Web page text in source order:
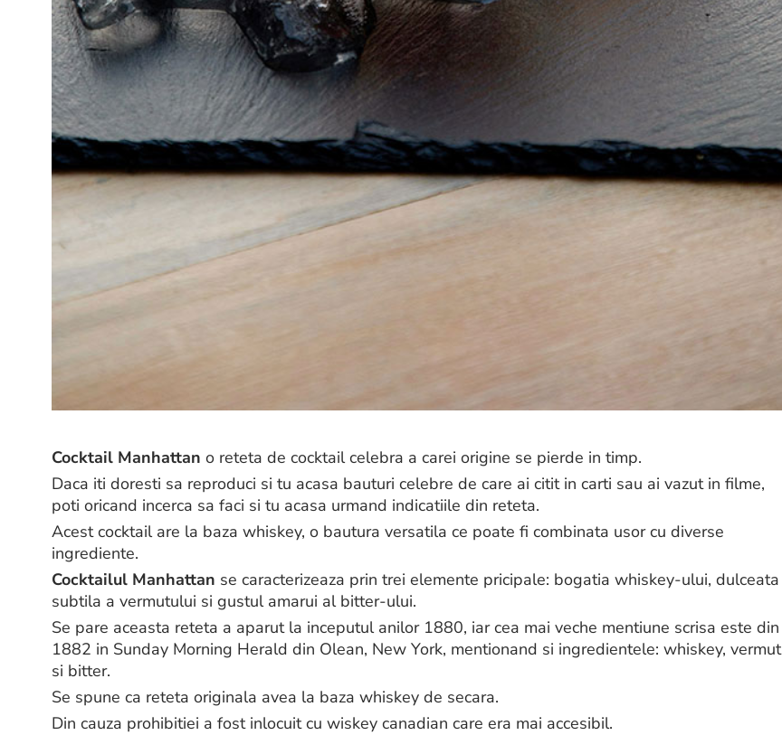
Cocktail Manhattan o reteta de cocktail celebra a carei origine se pierde in timp.
Daca iti doresti sa reproduci si tu acasa bauturi celebre de care ai citit in carti sau ai vazut in filme,
poti oricand incerca sa faci si tu acasa urmand indicatiile din reteta.
Acest cocktail are la baza whiskey, o bautura versatila ce poate fi combinata usor cu diverse
ingrediente.
Cocktailul Manhattan se caracterizeaza prin trei elemente pricipale: bogatia whiskey-ului, dulceata
subtila a vermutului si gustul amarui al bitter-ului.
Se pare aceasta reteta a aparut la inceputul anilor 1880, iar cea mai veche mentiune scrisa este din
1882 in Sunday Morning Herald din Olean, New York, mentionand si ingredientele: whiskey, vermut
si bitter.
Se spune ca reteta originala avea la baza whiskey de secara.
Din cauza prohibitiei a fost inlocuit cu wiskey canadian care era mai accesibil.